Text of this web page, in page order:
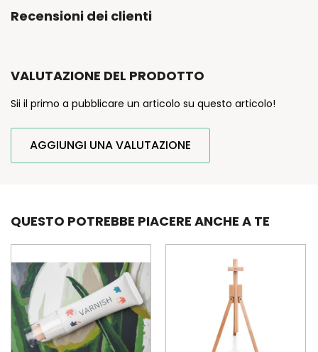
Recensioni dei clienti
VALUTAZIONE DEL PRODOTTO
Sii il primo a pubblicare un articolo su questo articolo!
AGGIUNGI UNA VALUTAZIONE
QUESTO POTREBBE PIACERE ANCHE A TE